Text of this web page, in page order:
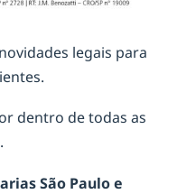
legais para
dentro de todas as
São Paulo e